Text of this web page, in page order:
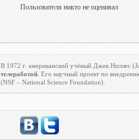
Пользователя никто не оценивал
В 1972 г. американский учёный Джек Ниллес (
телеработой . Его научный проект по
(NSF – National Science Foundation).